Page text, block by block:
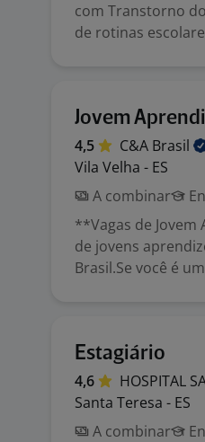
com Transtorno
de rotinas
Jovem
4,5 C&A Brasil
Vila Velha - ES
A combinar
**Vagas de Jovem
de jovens
Brasil.Se você é
Estagiário
4,6 HOSPITAL
Santa Teresa - ES
A combinar